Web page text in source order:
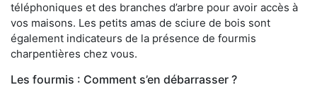
téléphoniques et des branches d’arbre pour avoir accès à
vos maisons. Les petits amas de sciure de bois sont
également indicateurs de la présence de fourmis
charpentières chez vous.
Les fourmis : Comment s’en débarrasser ?